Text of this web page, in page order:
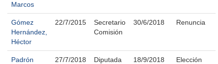
Marcos
Gómez
Hernández,
Héctor
22/7/2015
Secretario
Comisión
30/6/2018 Renuncia
Padrón
27/7/2018 Diputada 18/9/2018
Elección